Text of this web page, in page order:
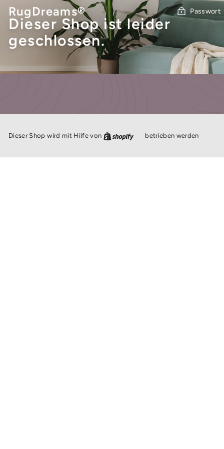
zum
Inhalt
RugDreams® Passwort
Dieser Shop ist leider
geschlossen.
Dieser Shop wird mit Hilfe von Shopifybetrieben werden